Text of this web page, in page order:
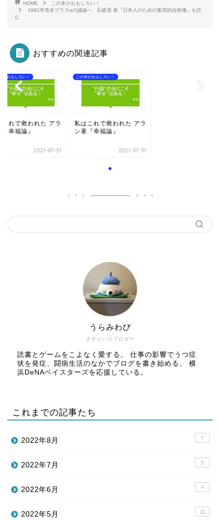
HOME
この本がおもしろい！
1981年答弁プラスαの議論へ 石破茂 著『日本人のための集団的自衛権』を読
む
おすすめの関連記事
がおもしろい！
これで救われた アラ
幸福論』
2021-07-31
この本がおもしろい！
私はこれで救われた アラ
ン著『幸福論』
2021-07-31
さすらいのブロガー
うらみわび
読書とゲームをこよなく愛する。 仕事の影響でうつ症
状を発症、闘病生活のなかでブログを書き始める。 横
浜DeNAベイスターズを応援している。
これまでの記事たち
2022年8月 7
2022年7月 5
2022年6月 4
2022年5月 11